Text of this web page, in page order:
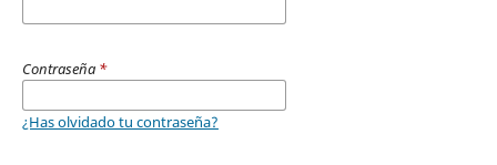
Contraseña *
¿Has olvidado tu contraseña?